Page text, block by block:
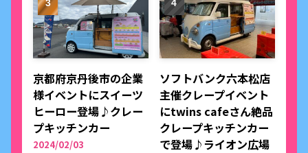
京都府京丹後市の企業
様イベントにスイーツ
ヒーロー登場♪クレー
プキッチンカー
2024/02/03
ソフトバンク六本松店
主催クレープイベント
にtwins cafeさん絶品
クレープキッチンカー
で登場♪ライオン広場